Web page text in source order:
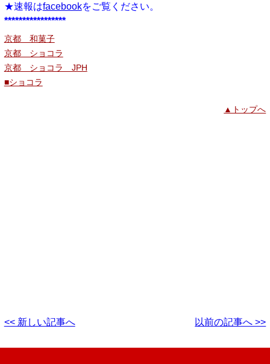
★速報はfacebookをご覧ください。
*****************
京都 和菓子
京都 ショコラ
京都 ショコラ JPH
■ショコラ
▲トップへ
<< 新しい記事へ 以前の記事へ >>